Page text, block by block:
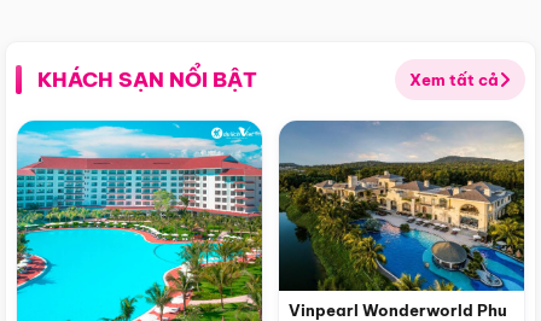
KHÁCH SẠN NỔI BẬT Xem tất cả
Vinpearl Wonderworld Phu